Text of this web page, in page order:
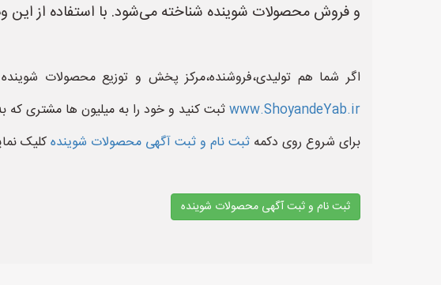
و فروش محصولات شوینده شناخته می‌شود. با استفاده از
اگر شما هم تولیدی،فروشنده،مرکز پخش و توزیع محصولات
www.ShoyandeYab.irثبت کنید و خود را به میلیون ها مشتری که
برای شروع روی دکمه ثبت نام و ثبت آگهی محصولات شویندهکلیک
ثبت نام و ثبت آگهی محصولات شوینده